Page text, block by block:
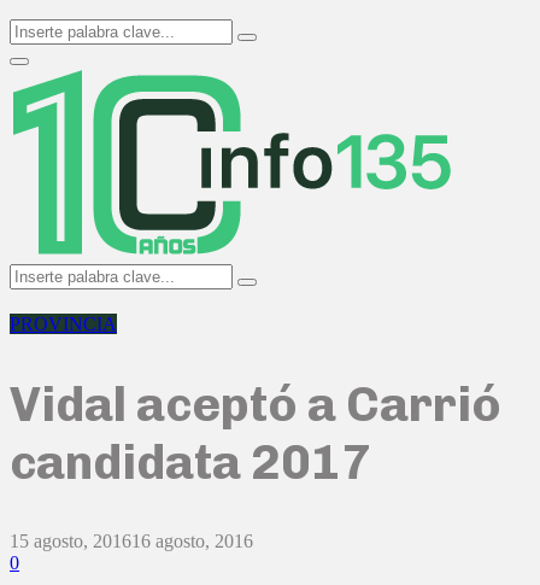
Search
for:
Search
Primary
Menu
Search
for:
Search
PROVINCIA
Vidal aceptó a Carrió
candidata 2017
15 agosto, 201616 agosto, 2016
0